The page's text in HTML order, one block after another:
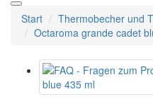
Start
Thermobecher und
Octaroma grande cadet